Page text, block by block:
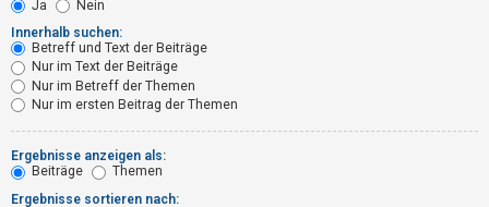
b
e
a
n
t
w
o
r
Ja
Nein
Innerhalb suchen:
Betreff und Text der Beiträge
Nur im Text der Beiträge
Nur im Betreff der Themen
Nur im ersten Beitrag der Themen
Ergebnisse anzeigen als:
Beiträge
Themen
Ergebnisse sortieren nach: